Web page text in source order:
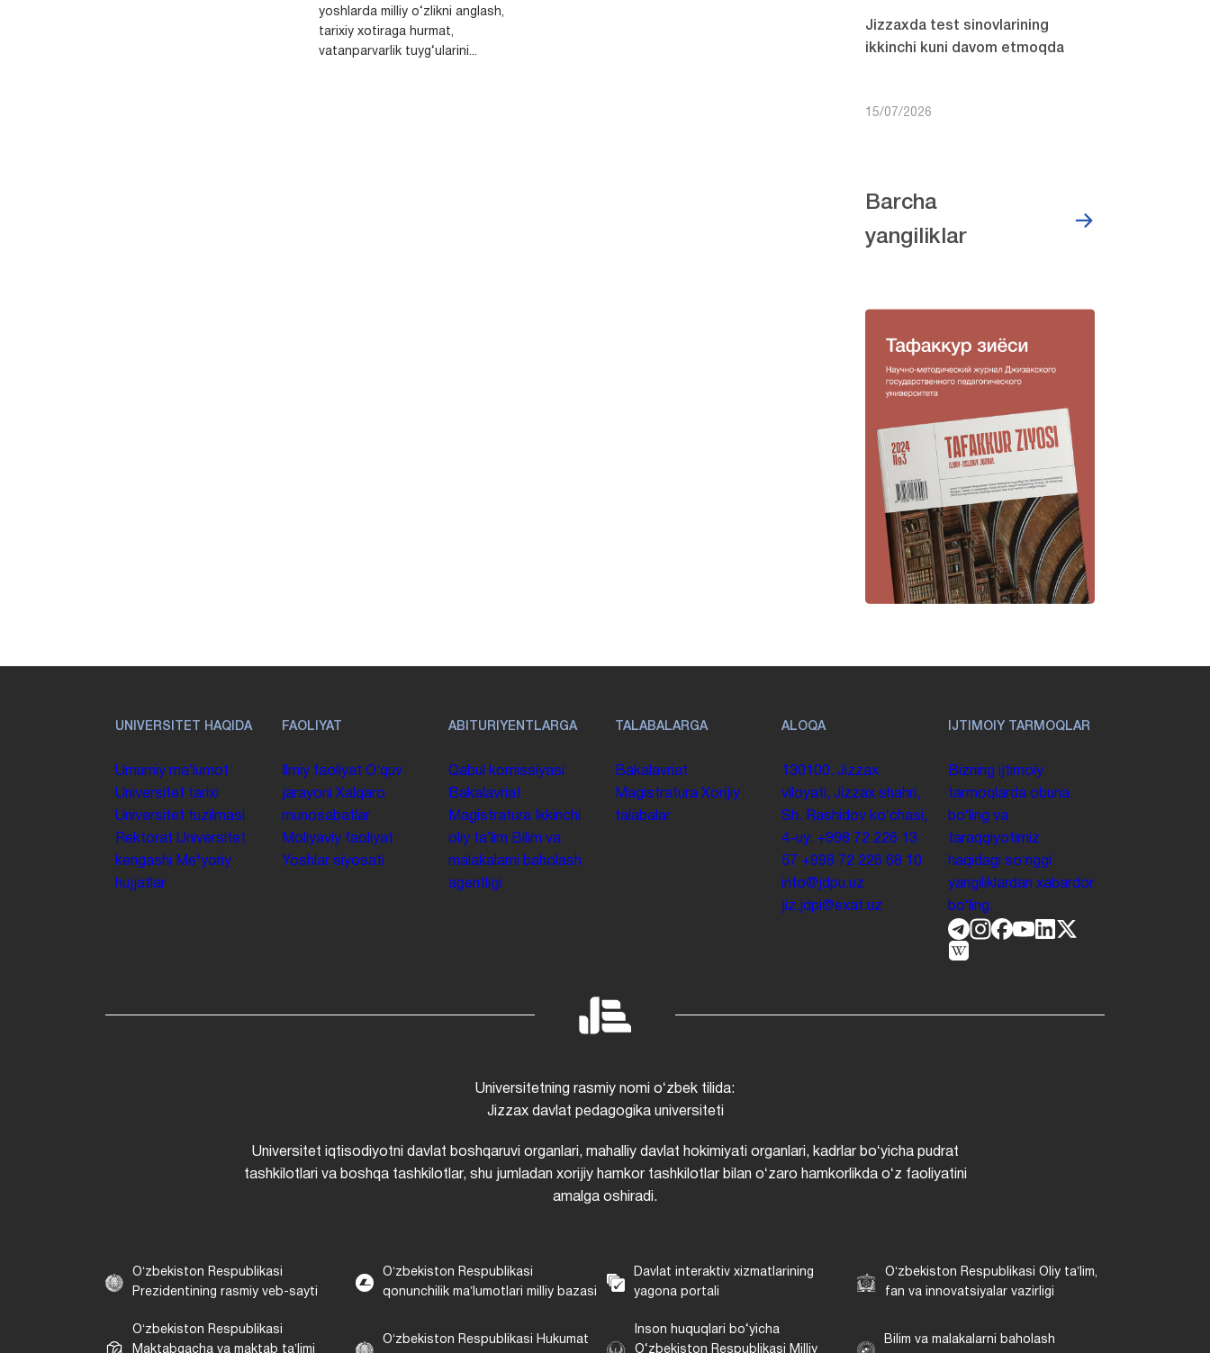
yoshlarda milliy o‘zlikni anglash,
tarixiy xotiraga hurmat,
vatanparvarlik tuyg‘ularini...
Jizzaxda test sinovlarining
ikkinchi kuni davom etmoqda
15/07/2026
Barcha
yangiliklar
UNIVERSITET HAQIDA
Umumiy maʼlumot
Universitet tarixi
Universitet tuzilmasi
Rektorat Universitet
kengashi
Me'yoriy
hujjatlar
FAOLIYAT
Ilmiy faoliyat Oʻquv
jarayoni Xalqaro
munosabatlar
Moliyaviy faoliyat
Yoshlar siyosati
ABITURIYENTLARGA
Qabul komissiyasi
Bakalavriat
Magistratura
Ikkinchi
oliy taʼlim Bilim va
malakalarni baholash
agentligi
TALABALARGA
Bakalavriat
Magistratura Xorijiy
talabalar
ALOQA
130100. Jizzax
viloyati, Jizzax shahri,
Sh. Rashidov koʻchasi,
4-uy. +998 72 226 13
57 +998 72 226 68 10
info@jdpu.uz
jiz.jdpi@exat.uz
IJTIMOIY TARMOQLAR
Bizning ijtimoiy
tarmoqlarda obuna
boʻling va
taraqqiyotimiz
haqidagi soʻnggi
yangiliklardan xabardor
boʻling.
Universitetning rasmiy nomi oʻzbek tilida:
Jizzax davlat pedagogika universiteti
Universitet iqtisodiyotni davlat boshqaruvi organlari, mahalliy davlat hokimiyati organlari, kadrlar boʻyicha pudrat
tashkilotlari va boshqa tashkilotlar, shu jumladan xorijiy hamkor tashkilotlar bilan oʻzaro hamkorlikda oʻz faoliyatini
amalga oshiradi.
Oʻzbekiston Respublikasi
Prezidentining rasmiy veb-sayti
Oʻzbekiston Respublikasi
qonunchilik maʼlumotlari milliy bazasi
Davlat interaktiv xizmatlarining
yagona portali
Oʻzbekiston Respublikasi Oliy taʼlim,
fan va innovatsiyalar vazirligi
Oʻzbekiston Respublikasi
Maktabgacha va maktab taʼlimi
Oʻzbekiston Respublikasi Hukumat
Inson huquqlari bo‘yicha
O‘zbekiston Respublikasi Milliy
Bilim va malakalarni baholash